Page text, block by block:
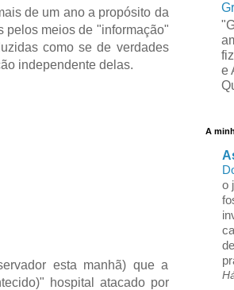
de um ano a propósito da
pelos meios de "informação"
como se de verdades
independente delas.
esta manhã) que a
hospital atacado por
e
A
o